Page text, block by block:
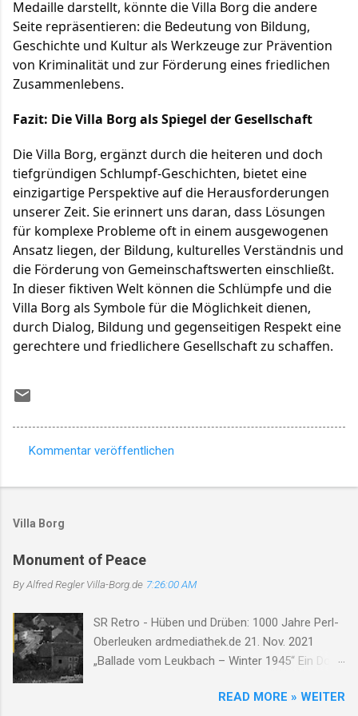
Medaille darstellt, könnte die Villa Borg die andere
Seite repräsentieren: die Bedeutung von Bildung,
Geschichte und Kultur als Werkzeuge zur Prävention
von Kriminalität und zur Förderung eines friedlichen
Zusammenlebens.
Fazit: Die Villa Borg als Spiegel der Gesellschaft
Die Villa Borg, ergänzt durch die heiteren und doch
tiefgründigen Schlumpf-Geschichten, bietet eine
einzigartige Perspektive auf die Herausforderungen
unserer Zeit. Sie erinnert uns daran, dass Lösungen
für komplexe Probleme oft in einem ausgewogenen
Ansatz liegen, der Bildung, kulturelles Verständnis und
die Förderung von Gemeinschaftswerten einschließt.
In dieser fiktiven Welt können die Schlümpfe und die
Villa Borg als Symbole für die Möglichkeit dienen,
durch Dialog, Bildung und gegenseitigen Respekt eine
gerechtere und friedlichere Gesellschaft zu schaffen.
o
e
n
a
r
e
Kommentar veröffentlichen
Villa Borg
Monument of Peace
By Alfred ReglerVilla-Borg.de 7:26:00 AM
SR Retro - Hüben und Drüben: 1000 Jahre Perl-
Oberleuken ardmediathek.de 21. Nov. 2021
„Ballade vom Leukbach – Winter 1945“ Ein Dorf,
Luft so rau. Der Leukbach fließt, doch trägt nun
READ MORE » WEITER